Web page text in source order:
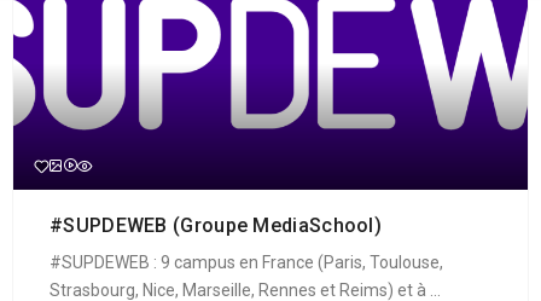
#SUPDEWEB (Groupe MediaSchool)
#SUPDEWEB : 9 campus en France (Paris, Toulouse,
Strasbourg, Nice, Marseille, Rennes et Reims) et à ...